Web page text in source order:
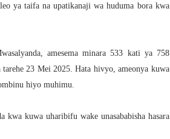
ya taifa na upatikanaji wa huduma bora kwa
amesema minara 533 kati ya 758
23 Mei 2025. Hata hivyo, ameonya kuwa
hiyo muhimu.
kuwa uharibifu wake unasababisha hasara